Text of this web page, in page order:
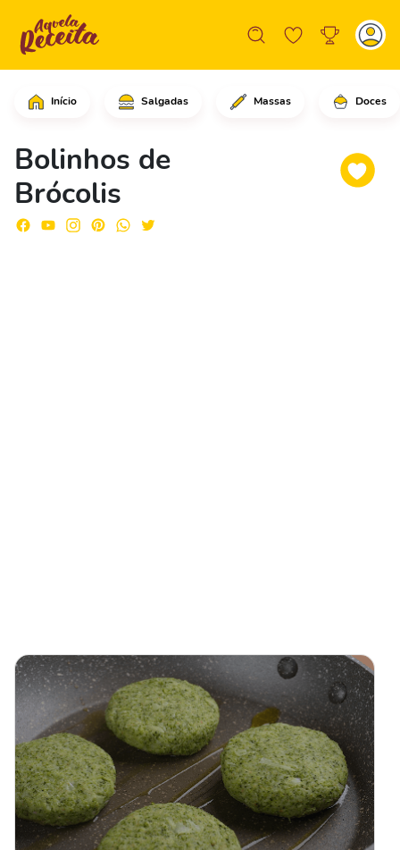
Início Salgadas Massas Doces
Bolinhos de
Brócolis
Comece colocando o maço de